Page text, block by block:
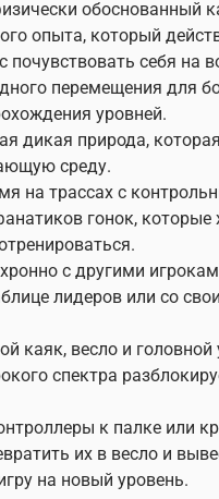
обоснованный
опыта, который
почувствовать себя на
перемещения для
уровней.
дикая природа,
среду.
на трассах с
гонок, которые
с другими
лидеров или со
каяк, весло и головной
спектра
к палке или
их в весло и
на новый уровень.